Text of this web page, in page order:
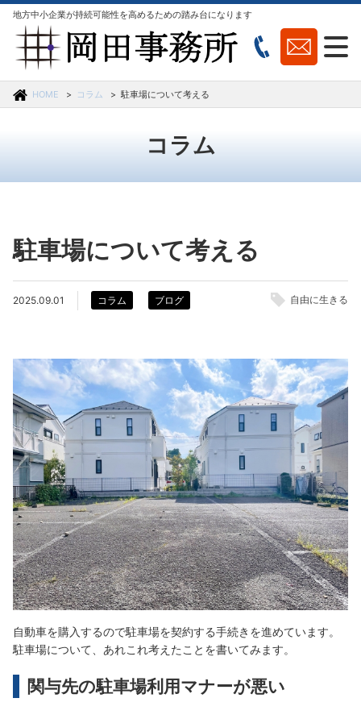
地方中小企業が持続可能性を高めるための踏み台になります
HOME コラム 駐車場について考える
コラム
駐車場について考える
2025.09.01 コラム ブログ 自由に生きる
自動車を購入するので駐車場を契約する手続きを進めています。
駐車場について、あれこれ考えたことを書いてみます。
関与先の駐車場利用マナーが悪い